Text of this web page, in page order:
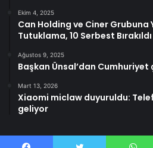
Ekim 4, 2025
Can Holding ve Ciner Grubuna
Tutuklama, 10 Serbest Bırakıldı
Ağustos 9, 2025
Başkan Ünsal’dan
Mart 13, 2026
Xiaomi miclaw duyuruldu:
geliyor